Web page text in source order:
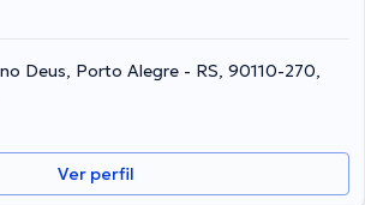
Deus, Porto Alegre - RS, 90110-270,
Ver perfil